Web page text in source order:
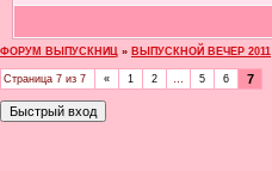
ФОРУМ ВЫПУСКНИЦ » ВЫПУСКНОЙ ВЕЧЕР 2011
Страница 7 из 7 « 1 2 … 5 6 7